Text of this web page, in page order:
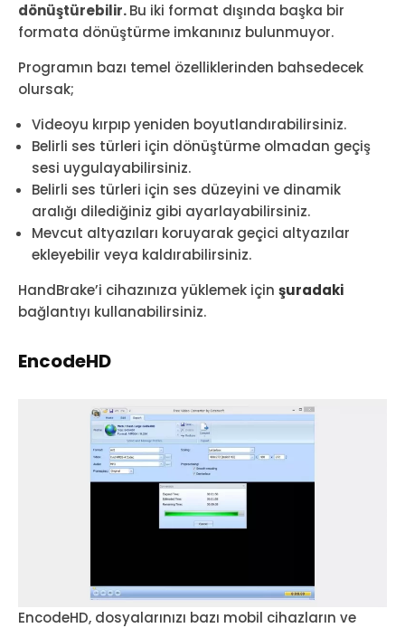
dönüştürebilir.Bu iki format dışında başka bir
formata dönüştürme imkanınız bulunmuyor.
Programın bazı temel özelliklerinden bahsedecek
olursak;
Videoyu kırpıp yeniden boyutlandırabilirsiniz.
Belirli ses türleri için dönüştürme olmadan geçiş
sesi uygulayabilirsiniz.
Belirli ses türleri için ses düzeyini ve dinamik
aralığı dilediğiniz gibi ayarlayabilirsiniz.
Mevcut altyazıları koruyarak geçici altyazılar
ekleyebilir veya kaldırabilirsiniz.
HandBrake’i cihazınıza yüklemek için şuradaki
bağlantıyı kullanabilirsiniz.
EncodeHD
EncodeHD, dosyalarınızı bazı mobil cihazların ve